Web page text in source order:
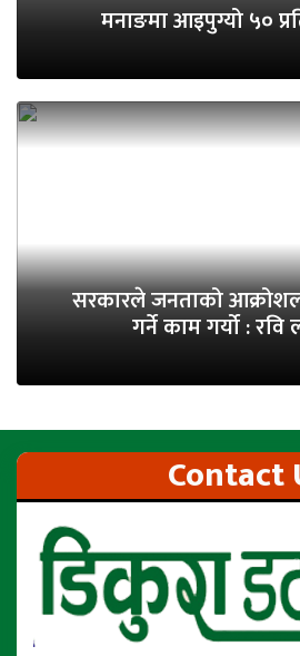
मनाङमा आइपुग्यो ५०
सरकारले जनताको
गर्ने काम गर्यो : रवि
Contact